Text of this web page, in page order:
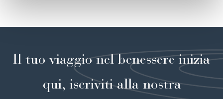
Il tuo viaggio nel benessere inizia
qui, iscriviti alla nostra